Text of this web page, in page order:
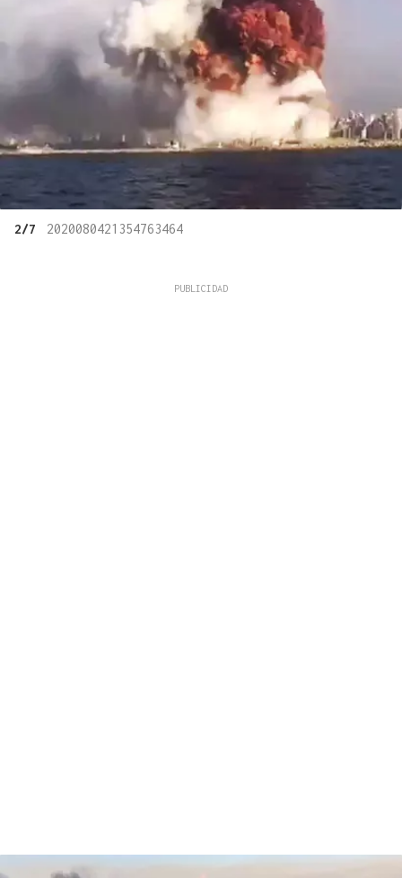
2/7 2020080421354763464